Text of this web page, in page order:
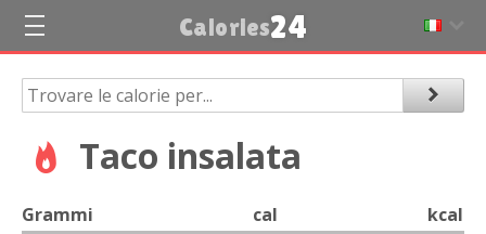
Calories24
Taco insalata
Grammi cal
kcal